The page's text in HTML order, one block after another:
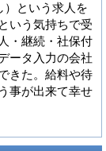
）という求人を
いう気持ちで受
・継続・社保付
ータ入力の会社
きた。給料や待
事が出来て幸せ